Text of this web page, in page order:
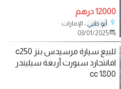
12000 درهم
أبو ظبي ، الإمارات
03/01/2025
للبيع سيارة مرسيدس بنز c250
افانتجارد سبورت أربعة سيليندر
1800 cc